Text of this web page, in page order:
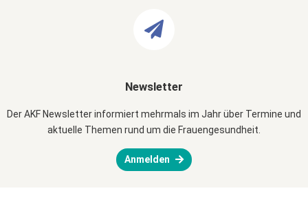
Newsletter
Der AKF Newsletter informiert mehrmals im Jahr über Termine und
aktuelle Themen rund um die Frauengesundheit.
Anmelden